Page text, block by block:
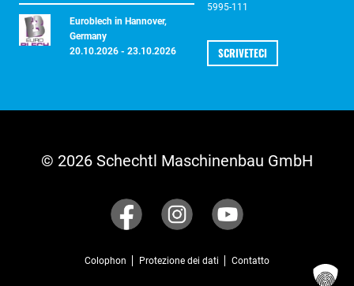
Euroblech in Hannover,
Germany
20.10.2026 - 23.10.2026
5995-111
SCRIVETECI
© 2026 Schechtl Maschinenbau GmbH
Colophon Protezione dei dati Contatto